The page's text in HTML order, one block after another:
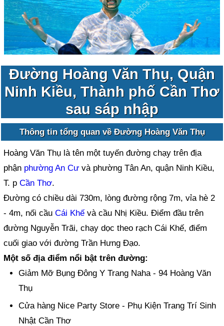
Đường Hoàng Văn Thụ, Quận
Ninh Kiều, Thành phố Cần Thơ
sau sáp nhập
Thông tin tổng quan về Đường Hoàng Văn Thụ
Hoàng Văn Thụ là tên một tuyến đường chạy trên địa
phận phường An Cư và phường Tân An, quận Ninh Kiều,
T. pCần Thơ.
Đường có chiều dài 730m, lòng đường rộng 7m, vỉa hè 2
- 4m, nối cầuCái Khế và cầu Nhị Kiều. Điểm đầu trên
đường Nguyễn Trãi, chạy dọc theo rạch Cái Khế, điểm
cuối giao với đường Trần Hưng Đạo.
Một số địa điểm nổi bật trên đường:
Giảm Mỡ Bụng Đông Y Trang Naha - 94 Hoàng Văn
Thụ
Cửa hàng Nice Party Store - Phụ Kiện Trang Trí Sinh
Nhật Cần Thơ